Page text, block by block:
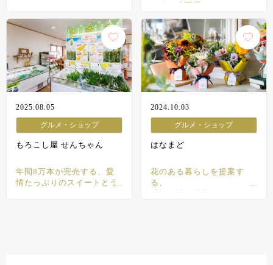
るネオ八百屋
2025.08.05
グルメ・ショップ
もろこし屋 せんちゃん
年間8万本が完売する、愛
情たっぷりのスイートとう
2024.10.03
グルメ・ショップ
はなまど
花のある暮らしを提案す
る、